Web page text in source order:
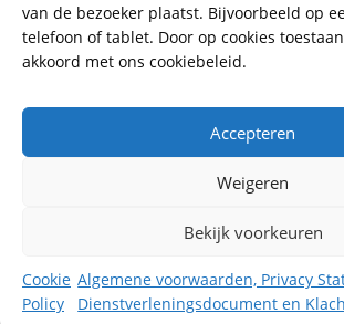
van de bezoeker plaatst. Bijvoorbeeld op
telefoon of tablet. Door op cookies
akkoord met ons cookiebeleid.
Accepteren
Weigeren
Bekijk voorkeuren
Cookie
Policy
Algemene voorwaarden, Privacy
Dienstverleningsdocument en
info@mijnkennis.nl
Volg ons
Algemene
Statement,
Klachtenprocedure